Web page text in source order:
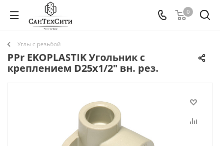
0
Углы с резьбой
PPr EKOPLASTIK Угольник с
креплением D25х1/2" вн. рез.